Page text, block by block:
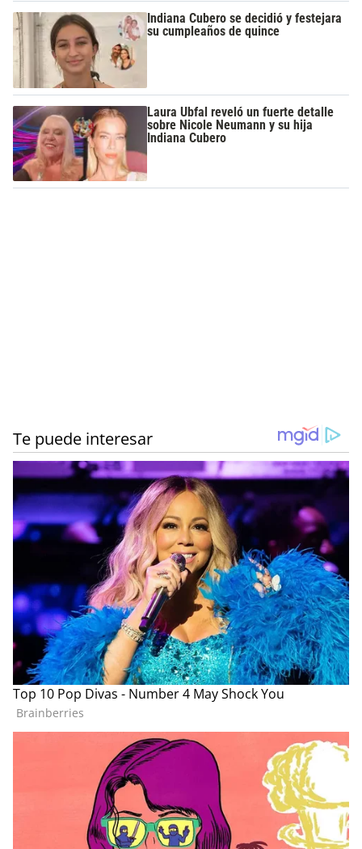
Indiana Cubero se decidió y festejara
su cumpleaños de quince
Laura Ubfal reveló un fuerte detalle
sobre Nicole Neumann y su hija
Indiana Cubero